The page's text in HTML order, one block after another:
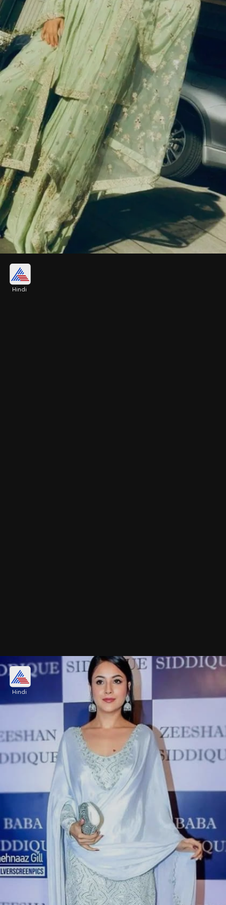
अगर शरारा सूट पहनना पसंद करती हैं तो शहनाज गिल के
Hindi
वेलवेट सलवार सूट
कोई भी फंक्शन हो वेलवेट सलवार सूट प्यारे लगते हैं। आप भी
शहनाज जैसा सूट चुन सकती हैं। बाजार में इससे मिलते-जुलते
सूट मिल जाएंगे। ये लुक इंहेंस करने में कमी नहीं रखेंगे।
Image credits: insta- shehnaazgill
Hindi